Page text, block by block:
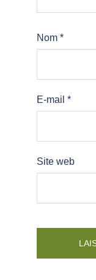
Nom *
E-mail *
Site web